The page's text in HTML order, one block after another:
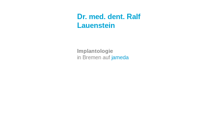
Dr. med. dent. Ralf
Lauenstein
Implantologie
in Bremen auf jameda